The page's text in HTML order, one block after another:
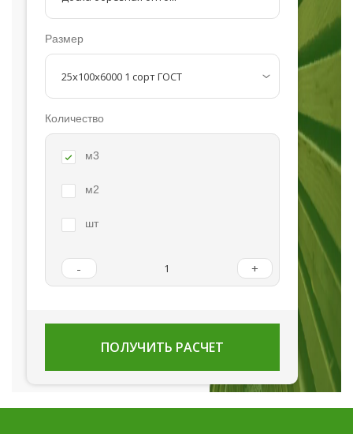
Размер
Количество
м3
м2
шт
- +
ПОЛУЧИТЬ РАСЧЕТ